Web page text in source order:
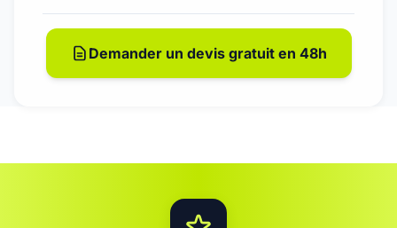
Demander un devis gratuit en 48h